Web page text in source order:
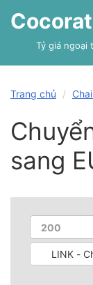
Tỷ giá ngoại
Trang chủ
sang
LINK -